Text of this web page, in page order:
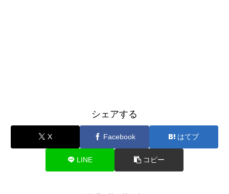
シェアする
X Facebook はてブ
LINE コピー